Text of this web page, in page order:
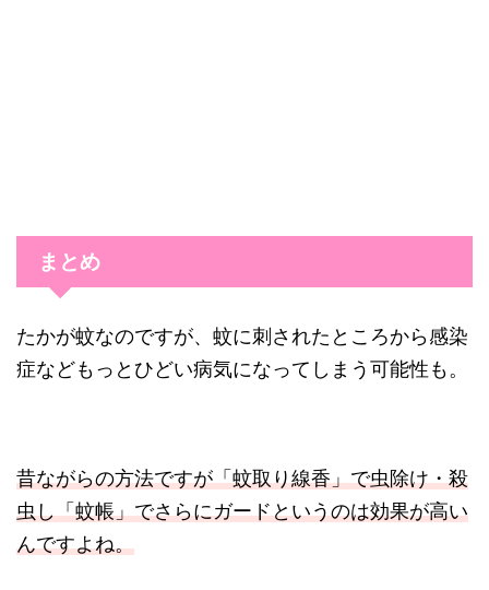
まとめ
たかが蚊なのですが、蚊に刺されたところから感染
症などもっとひどい病気になってしまう可能性も。
昔ながらの方法ですが「蚊取り線香」で虫除け・殺
虫し「蚊帳」でさらにガードというのは効果が高い
んですよね。